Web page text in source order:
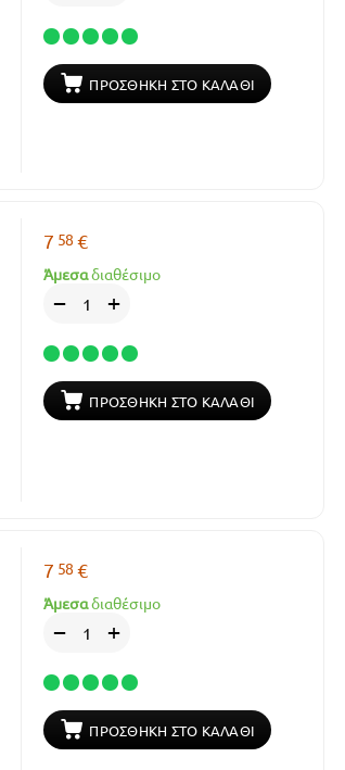
ΠΡΟΣΘΉΚΗ ΣΤΟ ΚΑΛΆΘΙ
7 58 €
Άμεσαδιαθέσιμο
+
−
ΠΡΟΣΘΉΚΗ ΣΤΟ ΚΑΛΆΘΙ
7 58 €
Άμεσαδιαθέσιμο
+
−
ΠΡΟΣΘΉΚΗ ΣΤΟ ΚΑΛΆΘΙ